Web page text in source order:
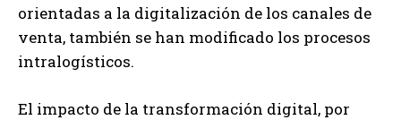
orientadas a la digitalización de los canales de
venta, también se han modificado los procesos
intralogísticos.
El impacto de la transformación digital, por